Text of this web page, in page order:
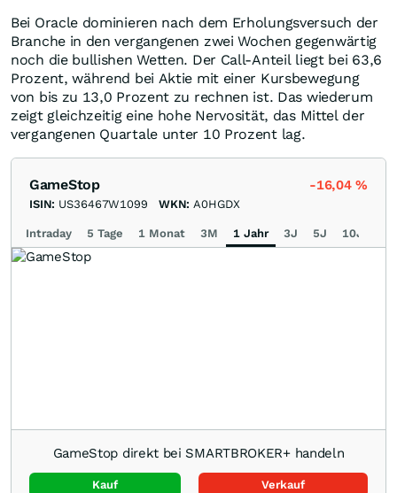
Bei Oracle dominieren nach dem Erholungsversuch der
Branche in den vergangenen zwei Wochen gegenwärtig
noch die bullishen Wetten. Der Call-Anteil liegt bei 63,6
Prozent, während bei Aktie mit einer Kursbewegung
von bis zu 13,0 Prozent zu rechnen ist. Das wiederum
zeigt gleichzeitig eine hohe Nervosität, das Mittel der
vergangenen Quartale unter 10 Prozent lag.
GameStop -16,04%
ISIN: US36467W1099 WKN: A0HGDX
Intraday 5 Tage 1 Monat 3M 1 Jahr 3J 5J 10J
GameStop direkt bei SMARTBROKER+ handeln
Kauf Verkauf